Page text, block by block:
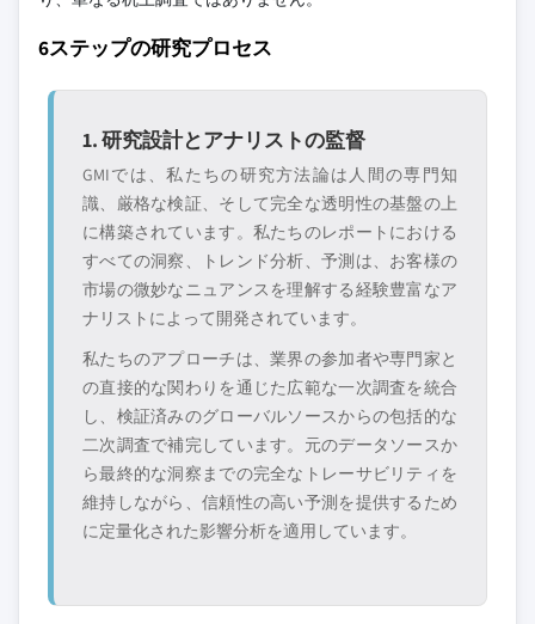
6ステップの研究プロセス
1. 研究設計とアナリストの監督
GMIでは、私たちの研究方法論は人間の専門知
識、厳格な検証、そして完全な透明性の基盤の上
に構築されています。私たちのレポートにおける
すべての洞察、トレンド分析、予測は、お客様の
市場の微妙なニュアンスを理解する経験豊富なア
ナリストによって開発されています。
私たちのアプローチは、業界の参加者や専門家と
の直接的な関わりを通じた広範な一次調査を統合
し、検証済みのグローバルソースからの包括的な
二次調査で補完しています。元のデータソースか
ら最終的な洞察までの完全なトレーサビリティを
維持しながら、信頼性の高い予測を提供するため
に定量化された影響分析を適用しています。